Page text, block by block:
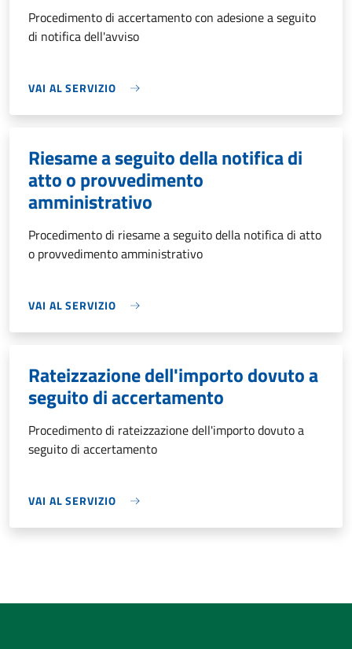
Procedimento di accertamento con adesione a seguito
di notifica dell'avviso
VAI AL SERVIZIO
Riesame a seguito della notifica di
atto o provvedimento
amministrativo
Procedimento di riesame a seguito della notifica di atto
o provvedimento amministrativo
VAI AL SERVIZIO
Rateizzazione dell'importo dovuto a
seguito di accertamento
Procedimento di rateizzazione dell'importo dovuto a
seguito di accertamento
VAI AL SERVIZIO